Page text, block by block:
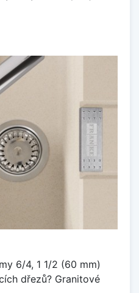
6/4, 1 1/2 (60 mm)
dřezů? Granitové